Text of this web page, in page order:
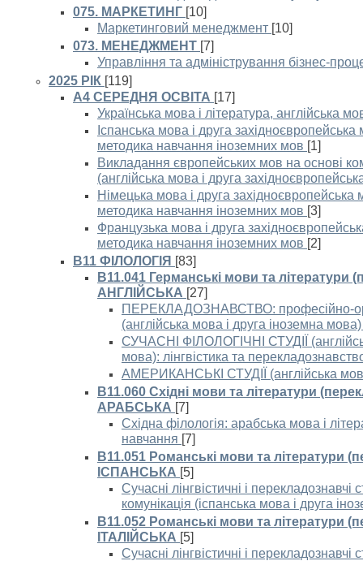
075. МАРКЕТИНГ [10]
Маркетинговий менеджмент [10]
073. МЕНЕДЖМЕНТ [7]
Управління та адміністрування бізнес-
2025 РІК [119]
A4 СЕРЕДНЯ ОСВІТА [17]
Українська мова і література, англійська
Іспанська мова і друга
методика навчання іноземних мов [1]
Викладання європейських мов на основі
(англійська мова і друга
Німецька мова і друга західноєвропейська
методика навчання іноземних мов [3]
Французька мова і друга
методика навчання іноземних мов [2]
B11 ФІЛОЛОГІЯ [83]
B11.041 Германські мови та літератури
АНГЛІЙСЬКА [27]
ПЕРЕКЛАДОЗНАВСТВО: професійно-
(англійська мова і друга іноземна мова)
СУЧАСНІ ФІЛОЛОГІЧНІ СТУДІЇ
мова): лінгвістика та
АМЕРИКАНСЬКІ СТУДІЇ (англійська
B11.060 Східні мови та літератури
АРАБСЬКА [7]
Східна філологія: арабська мова і
навчання [7]
В11.051 Романські мови та літератури
ІСПАНСЬКА [5]
Сучасні лінгвістичні і перекладознавчі
комунікація (іспанська мова і друга
В11.052 Романські мови та літератури
ІТАЛІЙСЬКА [5]
Сучасні лінгвістичні і перекладознавчі